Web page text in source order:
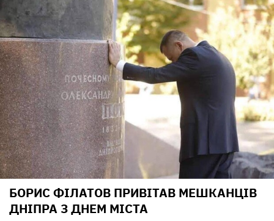
БОРИС ФІЛАТОВ ПРИВІТАВ МЕШКАНЦІВ
ДНІПРА З ДНЕМ МІСТА